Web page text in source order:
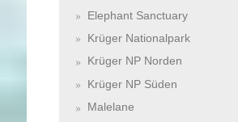
Elephant Sanctuary
Krüger Nationalpark
Krüger NP Norden
Krüger NP Süden
Malelane